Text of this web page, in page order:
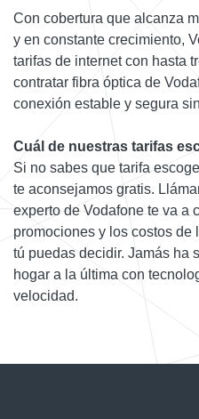
Con cobertura que alcanza
y en constante crecimiento,
tarifas de internet con hasta
contratar fibra óptica de
conexión estable y segura
Cuál de nuestras tarifas
Si no sabes que tarifa
te aconsejamos gratis.
experto de Vodafone te va a
promociones y los costos
tú puedas decidir. Jamás ha
hogar a la última con
velocidad.